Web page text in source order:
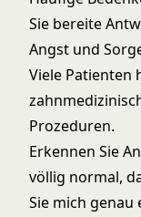
Sie bereite
Angst und
Viele Patienten
Prozeduren.
Erkennen Sie
völlig normal,
Sie mich genau